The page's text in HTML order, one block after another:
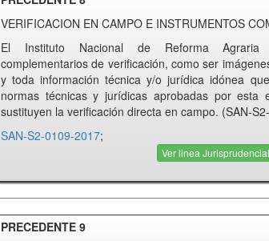
VERIFICACION EN CAMPO E INSTRUMENTOS
El Instituto Nacional de Reforma Agraria
complementarios de verificación, como ser
y toda información técnica y/o jurídica idónea
normas técnicas y jurídicas aprobadas por esta
sustituyen la verificación directa en campo. (SAN-
SAN-S2-0109-2017;
Ver linea Jurisprudencial
PRECEDENTE 9